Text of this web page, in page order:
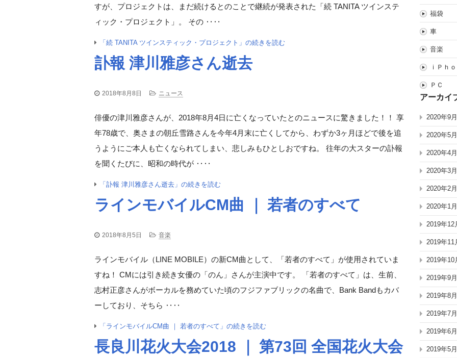
すが、プロジェクトは、まだ続けるとのことで継続が発表された「続 TANITA ツインステ
ィック・プロジェクト」。 その ‥‥
「続 TANITA ツインスティック・プロジェクト」の続きを読む
訃報 津川雅彦さん逝去
2018年8月8日 ニュース
俳優の津川雅彦さんが、2018年8月4日に亡くなっていたとのニュースに驚きました！！ 享
年78歳で、奥さまの朝丘雪路さんを今年4月末に亡くしてから、わずか3ヶ月ほどで後を追
うようにご本人も亡くなられてしまい、悲しみもひとしおですね。 往年の大スターの訃報
を聞くたびに、昭和の時代が ‥‥
「訃報 津川雅彦さん逝去」の続きを読む
ラインモバイルCM曲 ｜ 若者のすべて
2018年8月5日 音楽
ラインモバイル（LINE MOBILE）の新CM曲として、「若者のすべて」が使用されていま
すね！ CMには引き続き女優の「のん」さんが主演中です。 「若者のすべて」は、生前、
志村正彦さんがボーカルを務めていた頃のフジファブリックの名曲で、Bank Bandもカバ
ーしており、そちら ‥‥
「ラインモバイルCM曲 ｜ 若者のすべて」の続きを読む
長良川花火大会2018 ｜ 第73回 全国花火大会
福袋
車
音楽
ｉＰｈ
ＰＣ
アーカイ
2020年9月
2020年5月
2020年4月
2020年3月
2020年2月
2020年1月
2019年12
2019年11
2019年10
2019年9月
2019年8月
2019年7月
2019年6月
2019年5月